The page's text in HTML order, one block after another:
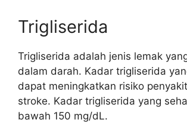
Trigliserida
Trigliserida adalah jenis lemak
dalam darah. Kadar trigliserida
dapat meningkatkan risiko
stroke. Kadar trigliserida yang
bawah 150 mg/dL.